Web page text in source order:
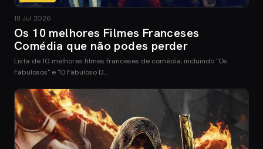
18 Jul 2026
Os 10 melhores Filmes Franceses
Comédia que não podes perder
Lista de 10 melhores filmes franceses de comédia, incluindo "Os
Fabulosos" e "O Fabuloso D…